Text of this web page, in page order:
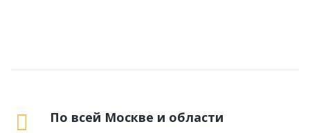
По всей Москве и области